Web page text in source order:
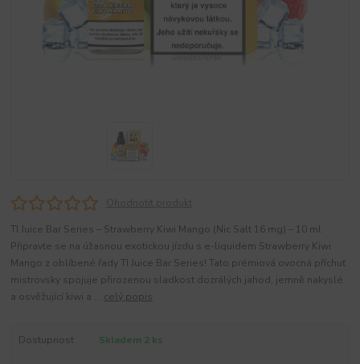
TI Juice Bar Series – Strawberry Kiwi Mango (Nic Salt 16 mg) – 10 ml
Připravte se na úžasnou exotickou jízdu s e-liquidem Strawberry Kiwi
Mango z oblíbené řady TI Juice Bar Series! Tato prémiová ovocná příchuť
mistrovsky spojuje přirozenou sladkost dozrálých jahod, jemně nakyslé
a osvěžující kiwi a ... celý popis
Dostupnost Skladem 2 ks